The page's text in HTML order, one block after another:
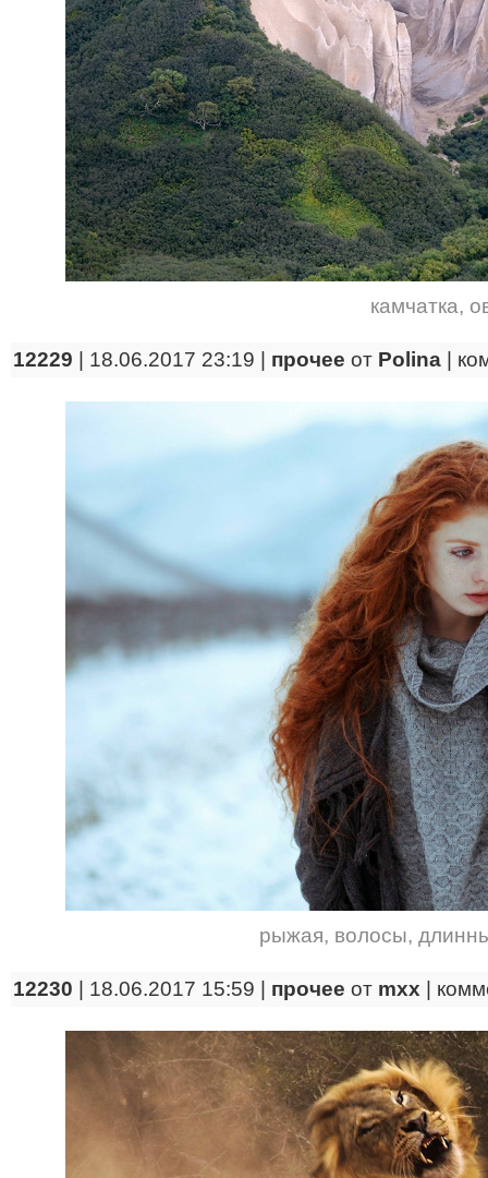
камчатка,
12229 | 18.06.2017 23:19 | прочее от Polina
рыжая, волосы,
12230 | 18.06.2017 15:59 | прочее от mxx